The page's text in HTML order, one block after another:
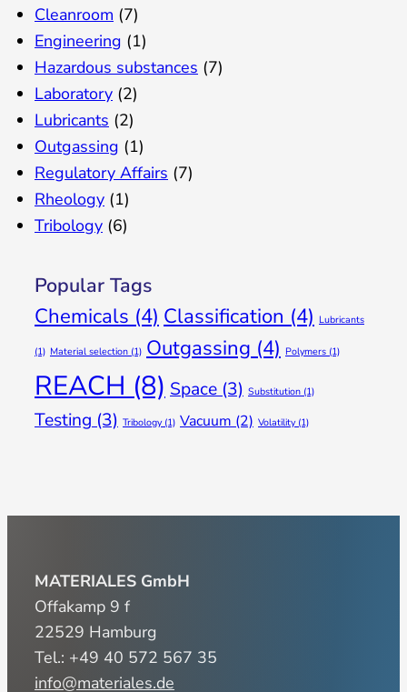
Cleanroom (7)
Engineering (1)
Hazardous substances (7)
Laboratory (2)
Lubricants (2)
Outgassing (1)
Regulatory Affairs (7)
Rheology (1)
Tribology (6)
Popular Tags
Chemicals (4) Classification (4) Lubricants
(1) Material selection (1) Outgassing (4) Polymers (1)
REACH (8) Space (3) Substitution (1)
Testing (3) Tribology(1) Vacuum (2) Volatility(1)
MATERIALES GmbH
Offakamp 9 f
22529 Hamburg
Tel.: +49 40 572 567 35
info@materiales.de